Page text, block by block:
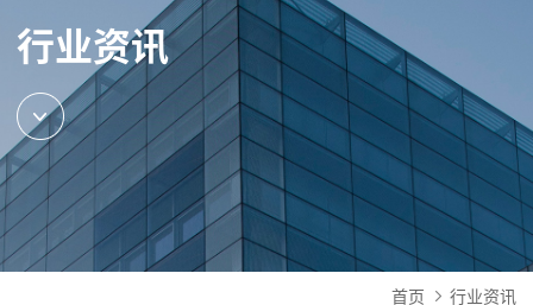
行业资讯
首页 行业资讯